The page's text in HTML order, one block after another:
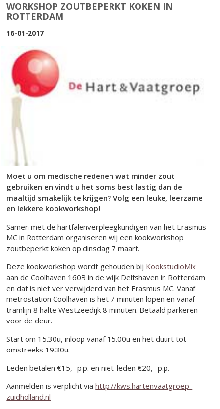
WORKSHOP ZOUTBEPERKT KOKEN IN
ROTTERDAM
16-01-2017
Moet u om medische redenen wat minder zout
gebruiken en vindt u het soms best lastig dan de
maaltijd smakelijk te krijgen? Volg een leuke, leerzame
en lekkere kookworkshop!
Samen met de hartfalenverpleegkundigen van het Erasmus
MC in Rotterdam organiseren wij een kookworkshop
zoutbeperkt koken op dinsdag 7 maart.
Deze kookworkshop wordt gehouden bij KookstudioMix
aan de Coolhaven 160B in de wijk Delfshaven in Rotterdam
en dat is niet ver verwijderd van het Erasmus MC. Vanaf
metrostation Coolhaven is het 7 minuten lopen en vanaf
tramlijn 8 halte Westzeedijk 8 minuten. Betaald parkeren
voor de deur.
Start om 15.30u, inloop vanaf 15.00u en het duurt tot
omstreeks 19.30u.
Leden betalen €15,- p.p. en niet-leden €20,- p.p.
Aanmelden is verplicht viahttp://kws.hartenvaatgroep-
zuidholland.nl